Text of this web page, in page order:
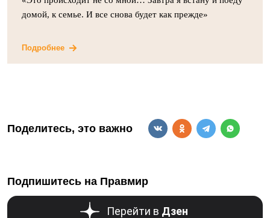
домой, к семье. И все снова будет как прежде»
Подробнее
Поделитесь, это важно
Подпишитесь на Правмир
Перейти в Дзен